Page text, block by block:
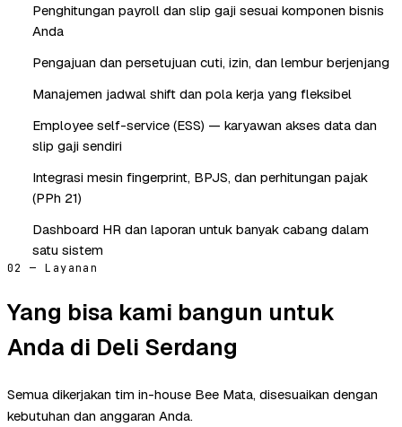
Penghitungan payroll dan slip gaji sesuai komponen bisnis
Anda
Pengajuan dan persetujuan cuti, izin, dan lembur berjenjang
Manajemen jadwal shift dan pola kerja yang fleksibel
Employee self-service (ESS) — karyawan akses data dan
slip gaji sendiri
Integrasi mesin fingerprint, BPJS, dan perhitungan pajak
(PPh 21)
Dashboard HR dan laporan untuk banyak cabang dalam
satu sistem
02 — Layanan
Yang bisa kami bangun untuk
Anda di Deli Serdang
Semua dikerjakan tim in-house Bee Mata, disesuaikan dengan
kebutuhan dan anggaran Anda.